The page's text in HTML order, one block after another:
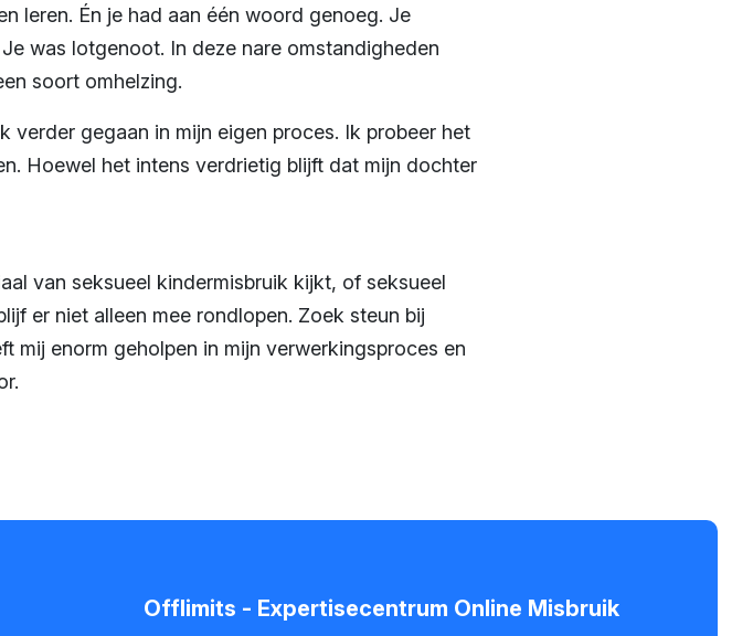
leren. Én je had aan één woord genoeg. Je
was lotgenoot. In deze nare omstandigheden
soort omhelzing.
verder gegaan in mijn eigen proces. Ik probeer het
Hoewel het intens verdrietig blijft dat mijn dochter
van seksueel kindermisbruik kijkt, of seksueel
er niet alleen mee rondlopen. Zoek steun bij
mij enorm geholpen in mijn verwerkingsproces en
Offlimits - Expertisecentrum Online Misbruik